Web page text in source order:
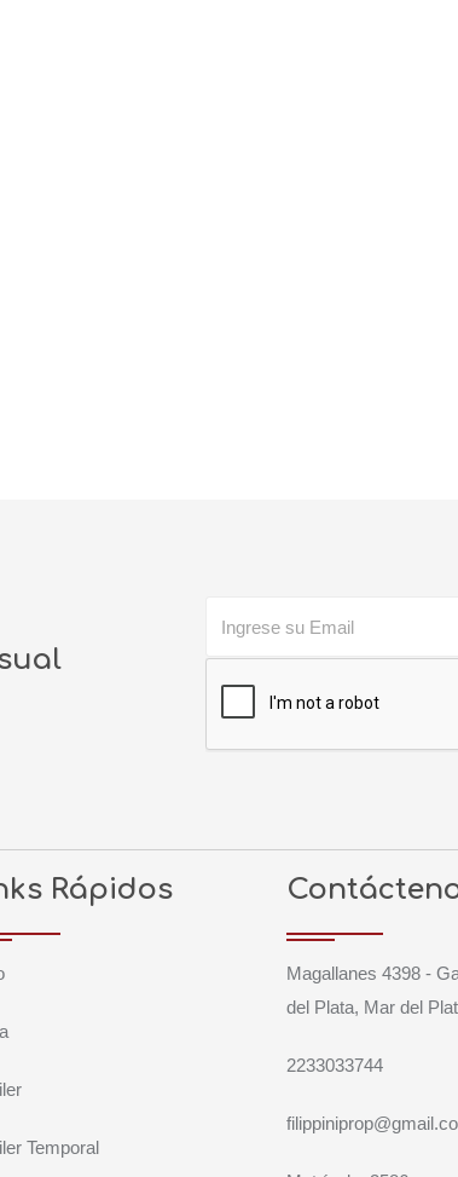
Rápidos
Temporal
Magallanes 4398 -
del Plata, Mar del
2233033744